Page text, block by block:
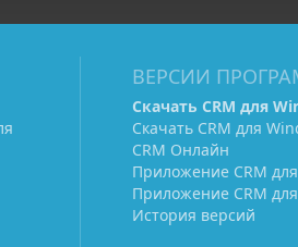
ВЕРСИИ
Скачать CRM для
Скачать CRM для
CRM Онлайн
Приложение CRM
Приложение CRM
История версий